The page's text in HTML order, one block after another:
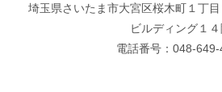
埼玉県さいたま市大宮区桜木町１丁
ビルディング１
電話番号：048-649-